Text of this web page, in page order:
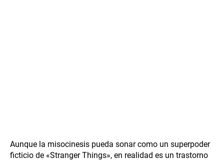
Aunque la misocinesis pueda sonar como un superpoder
ficticio de «Stranger Things», en realidad es un trastorno